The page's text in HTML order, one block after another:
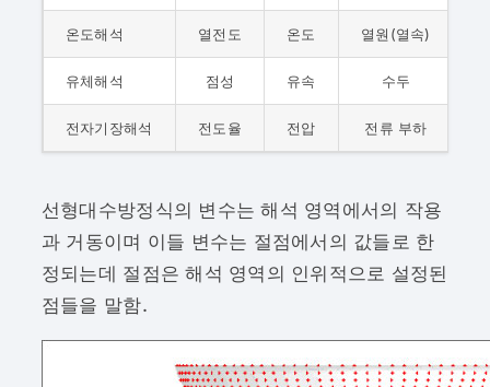
온도해석 열전도 온도 열원(열속)
유체해석 점성 유속 수두
전자기장해석 전도율 전압 전류 부하
선형대수방정식의 변수는 해석 영역에서의 작용
과 거동이며 이들 변수는 절점에서의 값들로 한
정되는데 절점은 해석 영역의 인위적으로 설정된
점들을 말함.